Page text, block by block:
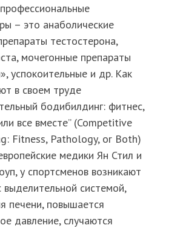
– это анаболические
тестостерона,
мочегонные препараты
успокоительные и др. Как
в своем труде
бодибилдинг: фитнес,
все вместе” (Competitive
Fitness, Pathology, or Both)
медики Ян Стил и
у спортсменов возникают
системой,
печени, повышается
давление, случаются